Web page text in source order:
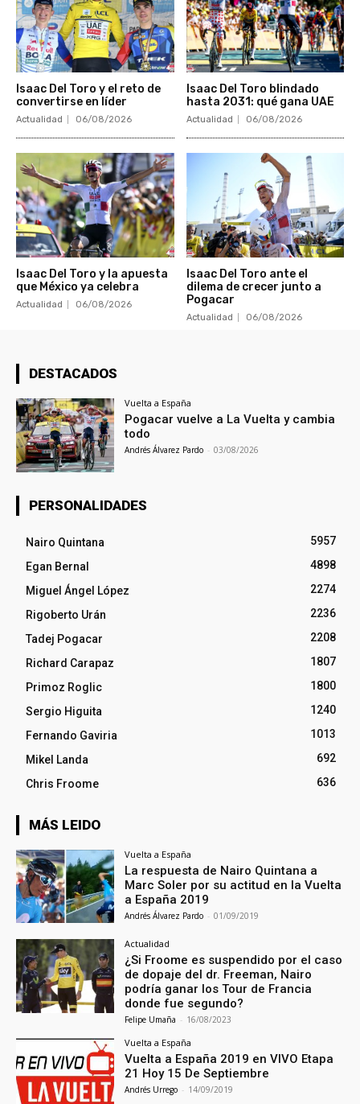
Isaac Del Toro y el reto de
convertirse en líder
Actualidad 06/08/2026
Isaac Del Toro blindado
hasta 2031: qué gana UAE
Actualidad 06/08/2026
Isaac Del Toro y la apuesta
que México ya celebra
Actualidad 06/08/2026
Isaac Del Toro ante el
dilema de crecer junto a
Pogacar
Actualidad 06/08/2026
DESTACADOS
Vuelta a España
Pogacar vuelve a La Vuelta y cambia
todo
Andrés Álvarez Pardo - 03/08/2026
PERSONALIDADES
Nairo Quintana
5957
Egan Bernal
4898
Miguel Ángel López
2274
Rigoberto Urán
2236
Tadej Pogacar
2208
Richard Carapaz
1807
Primoz Roglic
1800
Sergio Higuita
1240
Fernando Gaviria
1013
Mikel Landa
692
Chris Froome
636
MÁS LEIDO
Vuelta a España
La respuesta de Nairo Quintana a
Marc Soler por su actitud en la Vuelta
a España 2019
Andrés Álvarez Pardo - 01/09/2019
Actualidad
¿Si Froome es suspendido por el caso
de dopaje del dr. Freeman, Nairo
podría ganar los Tour de Francia
donde fue segundo?
Felipe Umaña - 16/08/2023
Vuelta a España
Vuelta a España 2019 en VIVO Etapa
21 Hoy 15 De Septiembre
Andrés Urrego - 14/09/2019